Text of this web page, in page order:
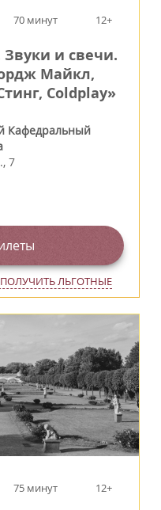
70 минут 12+
Звуки и свечи.
Майкл,
Coldplay»
Кафедральный
7
ПОЛУЧИТЬ ЛЬГОТНЫЕ
75 минут 12+